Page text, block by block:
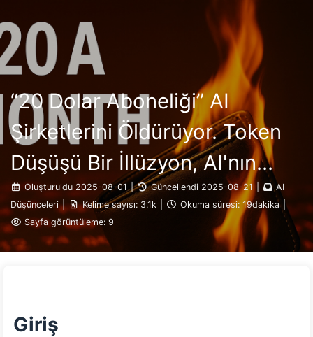
AI ile Dönüşüm Yolu
Kategoriler Hakkımızda
🇹🇷 Türkçe
“20 Dolar Aboneliği” AI
Şirketlerini Öldürüyor. Token
Düşüşü Bir İllüzyon, AI'nın
Gerçek Maliyeti İse
Açgözlülüğünüzdür — AI164'ü
Yavaşça Öğrenin
Oluşturuldu 2025-08-01 | Güncellendi 2025-08-21
AI
Düşünceleri | Kelime sayısı: 3.1k Okuma süresi: 19dakika
Sayfa görüntüleme: 9
Giriş